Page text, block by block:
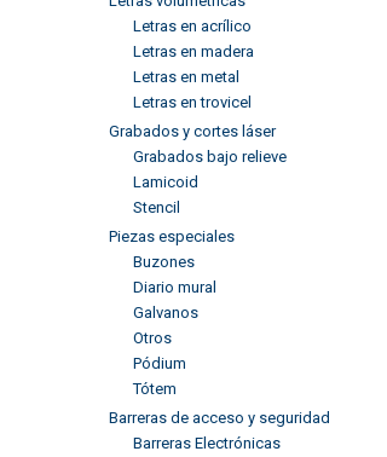
Letras en acrílico
Letras en madera
Letras en metal
Letras en trovicel
Grabados y cortes láser
Grabados bajo relieve
Lamicoid
Stencil
Piezas especiales
Buzones
Diario mural
Galvanos
Otros
Pódium
Tótem
Barreras de acceso y seguridad
Barreras Electrónicas